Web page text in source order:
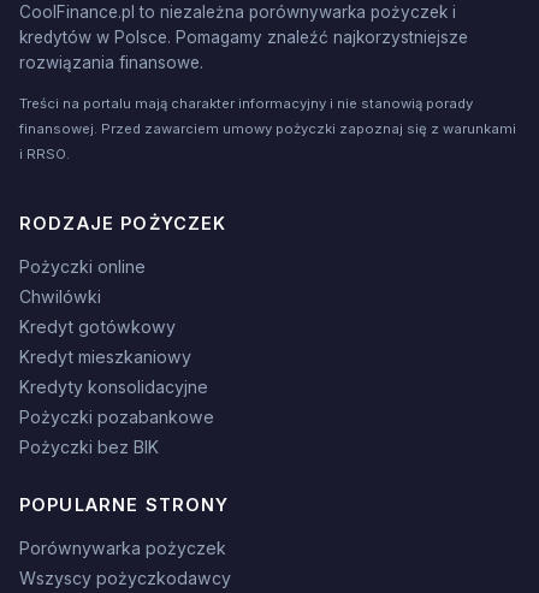
CoolFinance.pl to niezależna porównywarka pożyczek i
kredytów w Polsce. Pomagamy znaleźć najkorzystniejsze
rozwiązania finansowe.
Treści na portalu mają charakter informacyjny i nie stanowią porady
finansowej. Przed zawarciem umowy pożyczki zapoznaj się z warunkami
i RRSO.
RODZAJE POŻYCZEK
Pożyczki online
Chwilówki
Kredyt gotówkowy
Kredyt mieszkaniowy
Kredyty konsolidacyjne
Pożyczki pozabankowe
Pożyczki bez BIK
POPULARNE STRONY
Porównywarka pożyczek
Wszyscy pożyczkodawcy